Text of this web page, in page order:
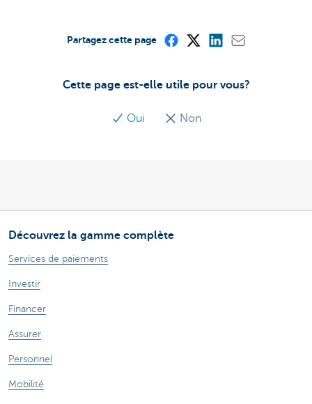
Cette page est-elle utile pour vous?
Oui Non
Partagez cette page
Découvrez la gamme complète
Services de paiements
Investir
Financer
Assurer
Personnel
Mobilité